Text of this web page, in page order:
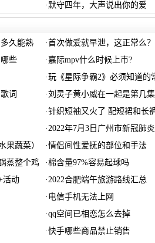
·默守四年，大声说出你的爱
久能熟 ·首次做爱就早泄，这正常么？
些 · 嘉际mpv什么时候上市?
·玩《星际争霸2》必须知道的
词 ·刘灵子黄小威在一起是第几
·针织短袖又火了 配短裙和长
·2022年7月3日广州市新冠肺
果蔬菜） ·情侣间性爱抚的部位和手法
蒸整个鸡 ·棉含量97%容易起球吗
活动 ·2022合肥端午旅游路线汇总
· 电信手机无法上网
·qq空间已相恋怎么去掉
·快手哪些商品禁止销售